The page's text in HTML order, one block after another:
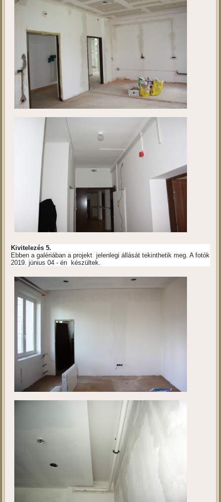
Kivitelezés 5.
Ebben a galériában a projekt jelenlegi állását tekinthetik meg. A fotók
2019. június 04 - én készültek.